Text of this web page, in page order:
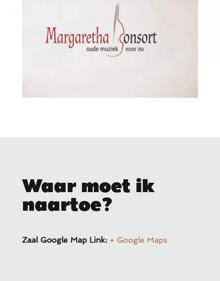
Waar moet ik
naartoe?
Zaal Google Map Link: + Google Maps